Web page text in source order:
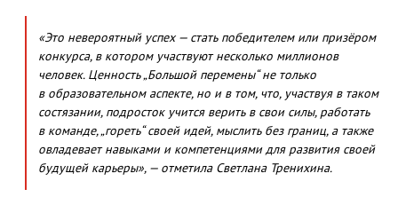
«Это невероятный успех — стать победителем или призёром
конкурса, в котором участвуют несколько миллионов
человек. Ценность „Большой перемены“ не только
в образовательном аспекте, но и в том, что, участвуя в таком
состязании, подросток учится верить в свои силы, работать
в команде, „гореть“ своей идей, мыслить без границ, а также
овладевает навыками и компетенциями для развития своей
будущей карьеры», — отметила Светлана Тренихина.